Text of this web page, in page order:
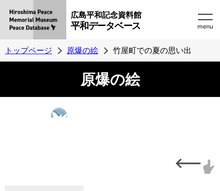
広島平和記念資料館
平和データベース menu
トップページ 原爆の絵 竹屋町での夏の思い出
原爆の絵